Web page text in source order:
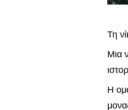
Τη
Μια
Η